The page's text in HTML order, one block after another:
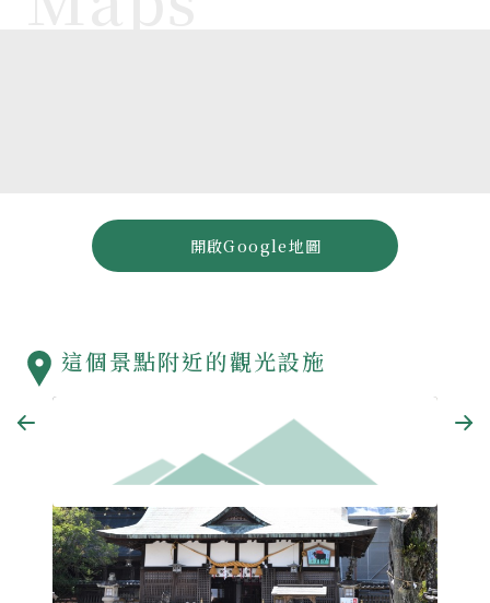
開啟Google地圖
這個景點附近的觀光設施
鬥鷄神社